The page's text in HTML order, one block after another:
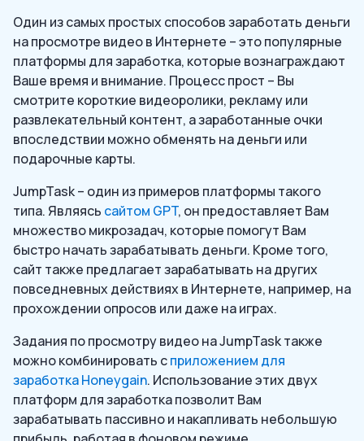
Один из самых простых способов заработать деньги
на просмотре видео в Интернете – это популярные
платформы для заработка, которые вознаграждают
Ваше время и внимание. Процесс прост – Вы
смотрите короткие видеоролики, рекламу или
развлекательный контент, а заработанные очки
впоследствии можно обменять на деньги или
подарочные карты.
JumpTask – один из примеров платформы такого
типа. Являясь сайтом GPT, он предоставляет Вам
множество микрозадач, которые помогут Вам
быстро начать зарабатывать деньги. Кроме того,
сайт также предлагает зарабатывать на других
повседневных действиях в Интернете, например, на
прохождении опросов или даже на играх.
Задания по просмотру видео на JumpTask также
можно комбинировать сприложением для
заработка Honeygain. Использование этих двух
платформ для заработка позволит Вам
зарабатывать пассивно и накапливать небольшую